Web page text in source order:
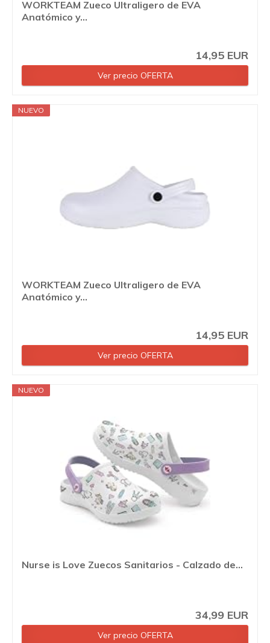
WORKTEAM Zueco Ultraligero de EVA
Anatómico y...
14,95 EUR
Ver precio OFERTA
NUEVO
WORKTEAM Zueco Ultraligero de EVA
Anatómico y...
14,95 EUR
Ver precio OFERTA
NUEVO
Nurse is Love Zuecos Sanitarios - Calzado de...
34,99 EUR
Ver precio OFERTA